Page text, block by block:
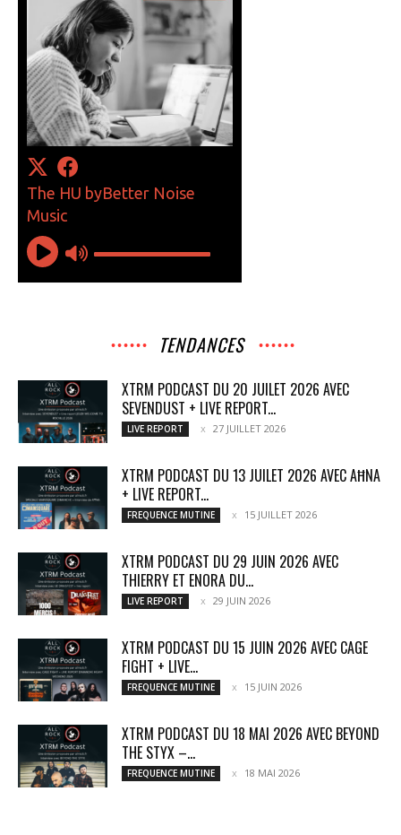
TENDANCES
XTRM PODCAST DU 20 JUILET 2026 AVEC
SEVENDUST + LIVE REPORT...
LIVE REPORT 27 JUILLET 2026
XTRM PODCAST DU 13 JUILET 2026 AVEC AĦNA
+ LIVE REPORT...
FREQUENCE MUTINE 15 JUILLET 2026
XTRM PODCAST DU 29 JUIN 2026 AVEC
THIERRY ET ENORA DU...
LIVE REPORT 29 JUIN 2026
XTRM PODCAST DU 15 JUIN 2026 AVEC CAGE
FIGHT + LIVE...
FREQUENCE MUTINE 15 JUIN 2026
XTRM PODCAST DU 18 MAI 2026 AVEC BEYOND
THE STYX –...
FREQUENCE MUTINE 18 MAI 2026